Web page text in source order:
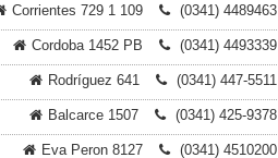
Corrientes 729 1 109 (0341) 4489463
Cordoba 1452 PB (0341) 4493339
Rodríguez 641 (0341) 447-5511
Balcarce 1507 (0341) 425-9378
Eva Peron 8127 (0341) 4510200